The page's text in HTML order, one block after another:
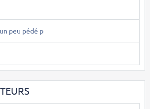
peu pédé p